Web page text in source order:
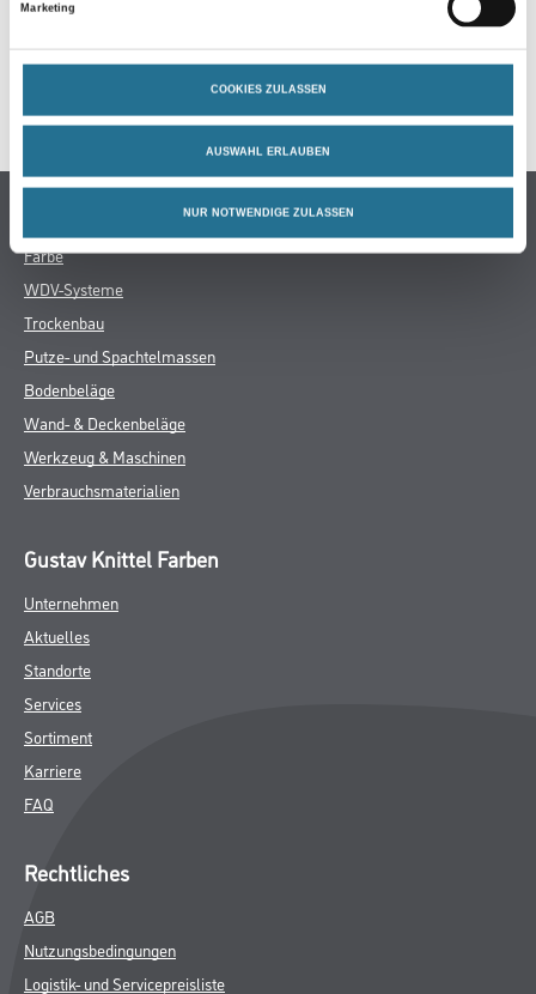
Marketing
COOKIES ZULASSEN
AUSWAHL ERLAUBEN
NUR NOTWENDIGE ZULASSEN
DATENBLÄTTER
Farbe
WDV-Systeme
Trockenbau
Putze- und Spachtelmassen
Bodenbeläge
Wand- & Deckenbeläge
Werkzeug & Maschinen
Verbrauchsmaterialien
Gustav Knittel Farben
Unternehmen
Aktuelles
Standorte
Services
Sortiment
Karriere
FAQ
Rechtliches
AGB
Nutzungsbedingungen
Logistik- und Servicepreisliste